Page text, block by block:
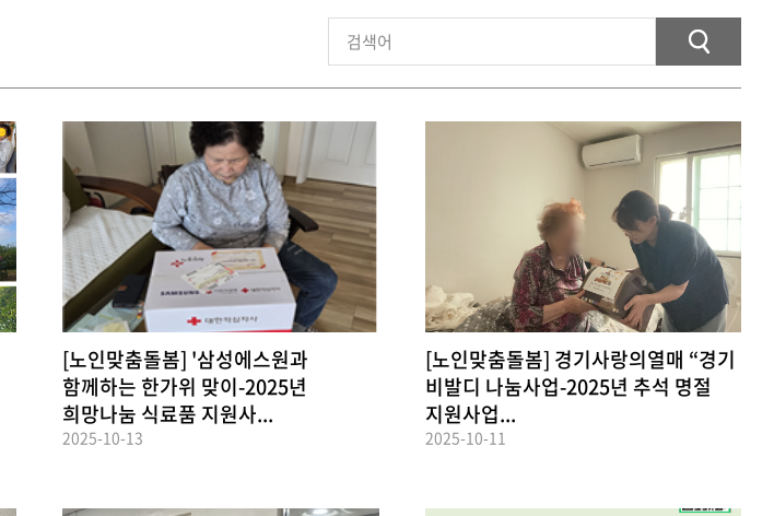
[노인맞춤돌봄] '삼성에스원과
함께하는 한가위 맞이-2025년
희망나눔 식료품 지원사...
2025-10-13
[노인맞춤돌봄] 경기사랑의열매 “경기
비발디 나눔사업-2025년 추석 명절
지원사업...
2025-10-11